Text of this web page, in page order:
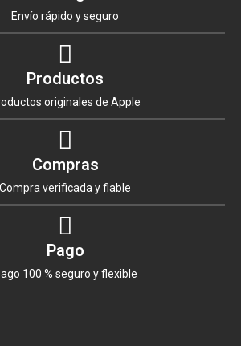
Envío rápido y seguro
Productos
originales de Apple
Compras
Compra verificada y fiable
Pago
100 % seguro y flexible